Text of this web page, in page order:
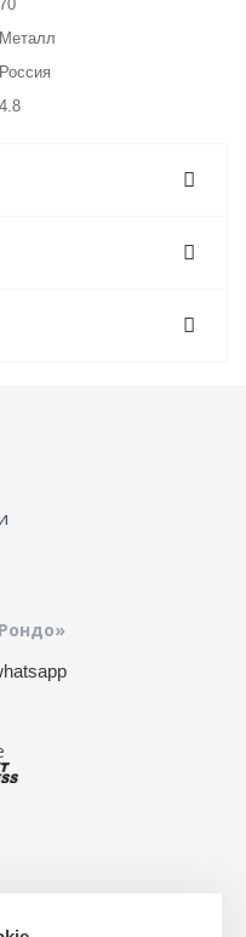
70
Металл
Россия
4.8
офертой.